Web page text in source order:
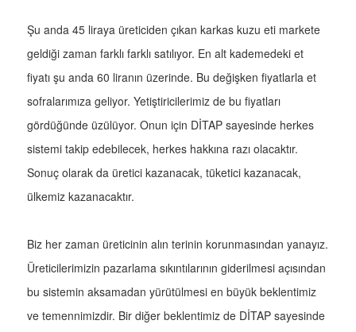
Şu anda 45 liraya üreticiden çıkan karkas kuzu eti markete
geldiği zaman farklı farklı satılıyor. En alt kademedeki et
fiyatı şu anda 60 liranın üzerinde. Bu değişken fiyatlarla et
sofralarımıza geliyor. Yetiştiricilerimiz de bu fiyatları
gördüğünde üzülüyor. Onun için DİTAP sayesinde herkes
sistemi takip edebilecek, herkes hakkına razı olacaktır.
Sonuç olarak da üretici kazanacak, tüketici kazanacak,
ülkemiz kazanacaktır.
Biz her zaman üreticinin alın terinin korunmasından yanayız.
Üreticilerimizin pazarlama sıkıntılarının giderilmesi açısından
bu sistemin aksamadan yürütülmesi en büyük beklentimiz
ve temennimizdir. Bir diğer beklentimiz de DİTAP sayesinde